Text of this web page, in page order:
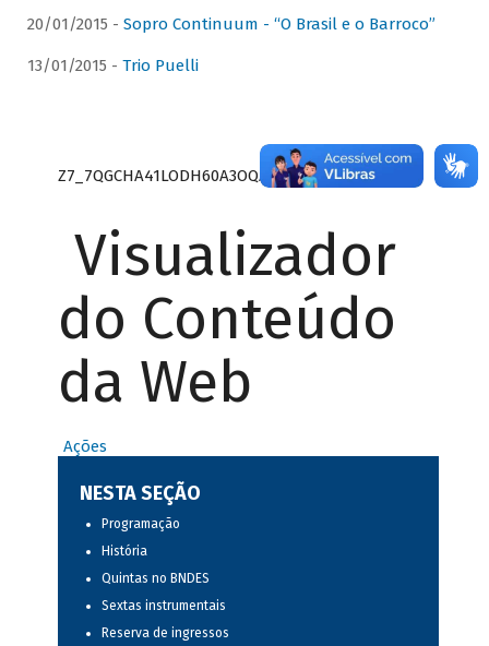
20/01/2015 - Sopro Continuum - “O Brasil e o Barroco”
13/01/2015 - Trio Puelli
Z7_7QGCHA41LODH60A3OQA8RN1415
Visualizador
do Conteúdo
da Web
Ações
NESTA SEÇÃO
Programação
História
Quintas no BNDES
Sextas instrumentais
Reserva de ingressos